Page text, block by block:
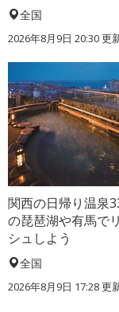
全国
2026年8月9日 20:30更
関西の日帰り温泉
の琵琶湖や有馬で
シュしよう
全国
2026年8月9日 17:28更